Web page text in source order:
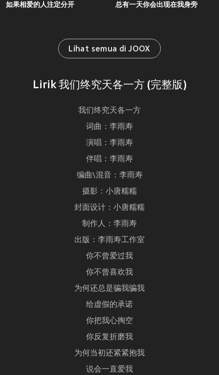
如果相爱的人注定分开 总有一天你会出现在我身旁
Lihat semua di JOOX
Lirik 我们终究天各一方 (完整版)
我们终究天各一方
词曲：李雨寿
演唱：李雨寿
伴唱：李雨寿
编曲\混音：李雨寿
摄影：小唐糯糯
封面设计：小唐糯糯
制作人：李雨寿
出版：李雨寿工作室
你不曾爱过我
你不曾喜欢我
为何还总是骗我骗我
给虚假的承诺
你把我心掏空
你反复折磨我
为何当初还紧紧抱我
说会一直爱我